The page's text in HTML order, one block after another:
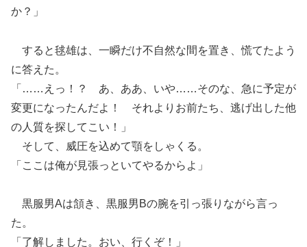
か？」
すると毬雄は、一瞬だけ不自然な間を置き、慌てたよう
に答えた。
「……えっ！？ あ、ああ、いや……そのな、急に予定が
変更になったんだよ！ それよりお前たち、逃げ出した他
の人質を探してこい！」
そして、威圧を込めて顎をしゃくる。
「ここは俺が見張っといてやるからよ」
黒服男Aは頷き、黒服男Bの腕を引っ張りながら言っ
た。
「了解しました。おい、行くぞ！」